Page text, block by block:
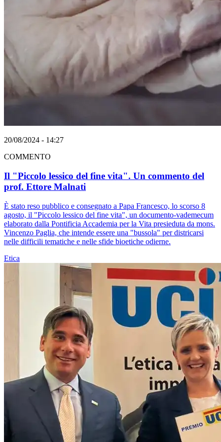
20/08/2024 - 14:27
COMMENTO
Il "Piccolo lessico del fine vita". Un commento del
prof. Ettore Malnati
È stato reso pubblico e consegnato a Papa Francesco, lo scorso 8
agosto, il "Piccolo lessico del fine vita", un documento-vademecum
elaborato dalla Pontificia Accademia per la Vita presieduta da mons.
Vincenzo Paglia, che intende essere una "bussola" per districarsi
nelle difficili tematiche e nelle sfide bioetiche odierne.
Etica